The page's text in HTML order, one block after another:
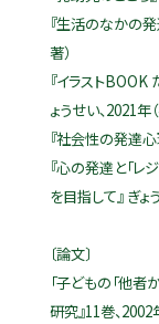
『生活のなかの
著）
『イラストBOOK
ょうせい、2021年
『社会性の発達心
『心の発達と「
を目指して』 ぎょ
〔論文〕
「子どもの「他
研究』11巻、2002